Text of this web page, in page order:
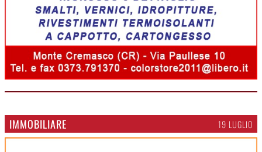
IMMOBILIARE 19 LUGLIO